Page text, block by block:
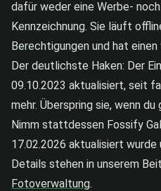
dafür weder eine Werbe-
Kennzeichnung. Sie läuft
Berechtigungen und hat
Der deutlichste Haken: Der
09.10.2023 aktualisiert, seit
mehr. Überspring sie, wenn
Nimm stattdessen Fossify
17.02.2026 aktualisiert
Details stehen in unserem
Fotoverwaltung.